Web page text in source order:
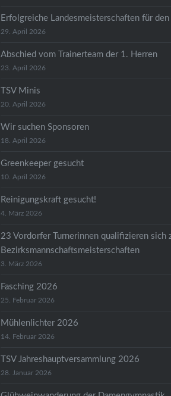
Erfolgreiche Landesmeisterschaften für
29. April 2026
Abschied vom Trainerteam der 1. Herren
23. April 2026
TSV Minis
20. April 2026
Wir suchen Sponsoren
18. April 2026
Greenkeeper gesucht
10. April 2026
Reinigungskraft gesucht!
4. März 2026
23 Vordorfer Turnerinnen qualifizieren sich
Bezirksmannschaftsmeisterschaften
3. März 2026
Fasching 2026
25. Februar 2026
Mühlenlichter 2026
14. Februar 2026
TSV Jahreshauptversammlung 2026
28. Januar 2026